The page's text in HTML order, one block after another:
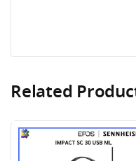
Related